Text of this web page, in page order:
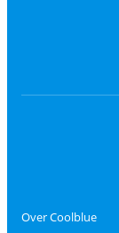
Over Coolblue